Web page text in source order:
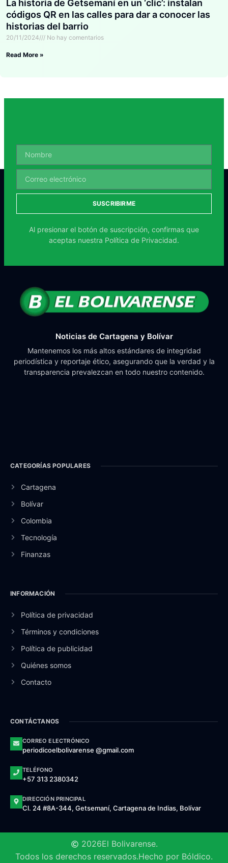
La historia de Getsemaní en un ‘clic’: instalan
códigos QR en las calles para dar a conocer las
historias del barrio
20/11/2024 No hay comentarios
Read More »
SUSCRIBIRME
Al presionar el botón de suscripción, confirmas que
aceptas nuestra Política de Privacidad.
Noticias de Cartagena y Bolívar
Mantenemos los más altos estándares de integridad
periodística y reportaje ético, asegurando que la verdad y la
transparencia prevalezcan en todo nuestro contenido.
CATEGORÍAS POPULARES
Cartagena
Bolívar
Colombia
Tecnología
Finanzas
INFORMACIÓN
Política de privacidad
Términos y condiciones
Política de publicidad
Quiénes somos
Contacto
CONTÁCTANOS
CORREO ELECTRÓNICO
periodicoelbolivarense @gmail.com
TELÉFONO
+57 313 2380342
DIRECCIÓN PRINCIPAL
Cl. 24 #8A-344, Getsemaní, Cartagena de Indias, Bolívar
2026El Bolivarense.
Todos los derechos reservados.Hecho por Bóldico.